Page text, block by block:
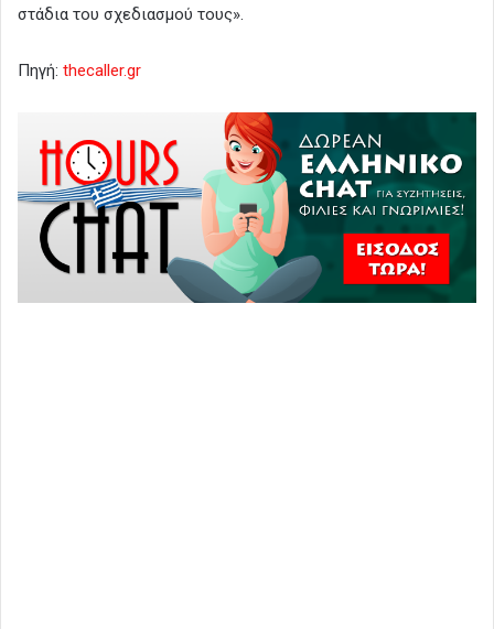
στάδια του σχεδιασμού τους».
Πηγή: thecaller.gr